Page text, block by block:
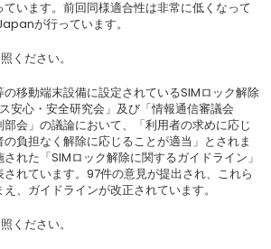
います。前回同様適合性は非常に低くなって
が行っています。
ください。
移動端末設備に設定されているSIMロック解除
安心・安全研究会」及び「情報通信審議会
会」の議論において、「利用者の求めに応じ
負担なく解除に応じることが適当」とされま
れた「SIMロック解除に関するガイドライン」
れています。97件の意見が提出され、これら
、ガイドラインが改正されています。
ください。